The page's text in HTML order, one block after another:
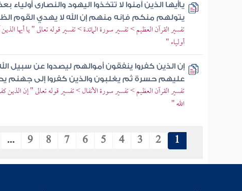
ياأيها الذين آمنوا لا تتخذوا اليهود والنصارى
يتولهم منكم فإنه منهم إن الله لا يهدي القوم
تفسير القرآن العظيم > تفسير سورة المائدة > تفسير قوله تعالى " يا أيها
أولياء "
إن الذين كفروا ينفقون أموالهم ليصدوا عن سبيل
عليهم حسرة ثم يغلبون والذين كفروا إلى جهنم
تفسير القرآن العظيم > تفسير سورة الأنفال > تفسير قوله تعالى " إن
الله "
1
2
3
4
5
6
7
8
9
...